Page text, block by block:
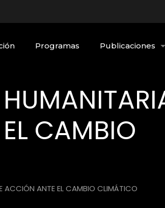
Programas Publicaciones
CAMBIO
ACCIÓN ANTE EL CAMBIO CLIMÁTICO